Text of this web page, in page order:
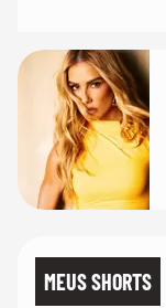
MEUS SHORTS